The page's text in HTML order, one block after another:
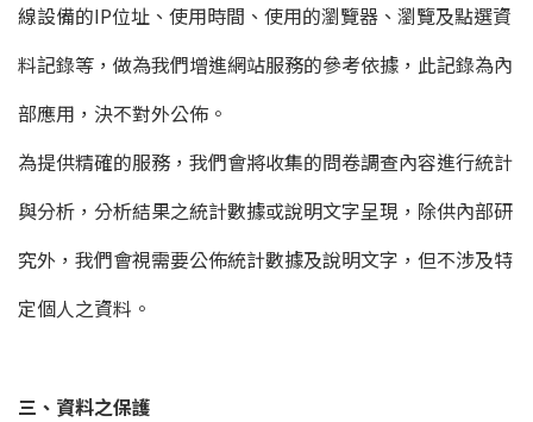
線設備的IP位址、使用時間、使用的瀏覽器、瀏覽及點選資
料記錄等，做為我們增進網站服務的參考依據，此記錄為內
部應用，決不對外公佈。
為提供精確的服務，我們會將收集的問卷調查內容進行統計
與分析，分析結果之統計數據或說明文字呈現，除供內部研
究外，我們會視需要公佈統計數據及說明文字，但不涉及特
定個人之資料。
三、資料之保護